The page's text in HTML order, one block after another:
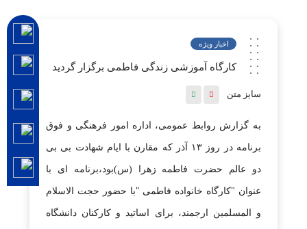
اخبار ویژه
کارگاه آموزشی زندگی فاطمی برگزار گردید
سایز متن
به گزارش روابط عمومی، اداره امور فرهنگی و فوق
برنامه در روز ۱۳ آذر که مقارن با ایام شهادت بی بی
دو عالم حضرت فاطمه زهرا (س)بود،برنامه ای با
عنوان "کارگاه خانواده فاطمی "با حضور حجت الاسلام
و المسلمین ارجمند، برای اساتید و کارکنان دانشگاه